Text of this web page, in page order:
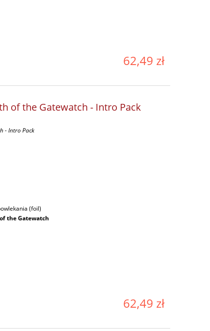
62,49 zł
of the Gatewatch - Intro Pack
- Intro Pack
(foil)
the Gatewatch
62,49 zł